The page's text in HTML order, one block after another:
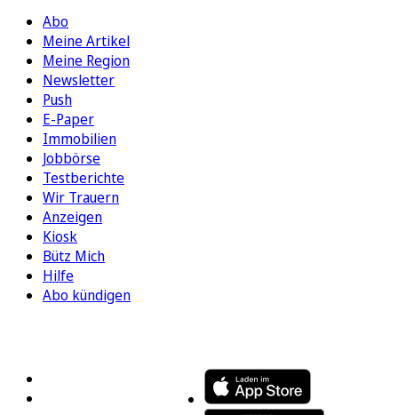
Abo
Meine Artikel
Meine Region
Newsletter
Push
E-Paper
Immobilien
Jobbörse
Testberichte
Wir Trauern
Anzeigen
Kiosk
Bütz Mich
Hilfe
Abo kündigen